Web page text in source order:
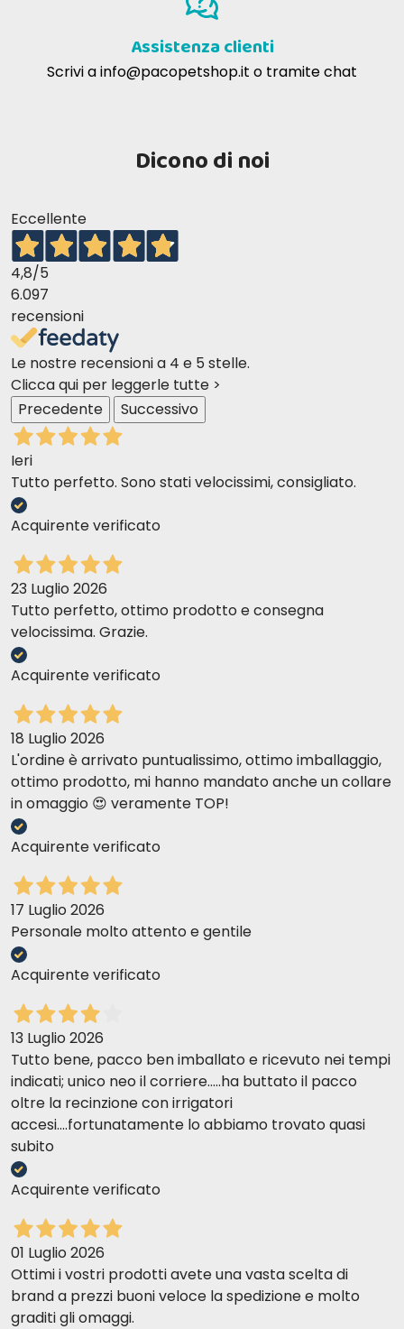
Assistenza clienti
Scrivi ainfo@pacopetshop.it o tramite chat
Dicono di noi
Eccellente
4,8/5
6.097
recensioni
Le nostre recensioni a 4 e 5 stelle.
Clicca qui per leggerle tutte >
Precedente
Successivo
Ieri
Tutto perfetto. Sono stati velocissimi, consigliato.
Acquirente verificato
23 Luglio 2026
Tutto perfetto, ottimo prodotto e consegna
velocissima. Grazie.
Acquirente verificato
18 Luglio 2026
L'ordine è arrivato puntualissimo, ottimo imballaggio,
ottimo prodotto, mi hanno mandato anche un collare
in omaggio 😍 veramente TOP!
Acquirente verificato
17 Luglio 2026
Personale molto attento e gentile
Acquirente verificato
13 Luglio 2026
Tutto bene, pacco ben imballato e ricevuto nei tempi
indicati; unico neo il corriere.....ha buttato il pacco
oltre la recinzione con irrigatori
accesi....fortunatamente lo abbiamo trovato quasi
subito
Acquirente verificato
01 Luglio 2026
Ottimi i vostri prodotti avete una vasta scelta di
brand a prezzi buoni veloce la spedizione e molto
graditi gli omaggi.